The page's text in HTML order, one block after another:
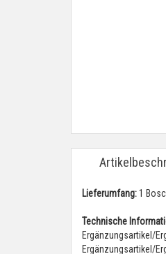
Lieferumfang:1
Technische
Ergänzungsartikel/
Ergänzungsartikel/